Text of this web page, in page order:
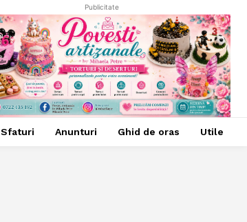
Publicitate
Sfaturi Anunturi Ghid de oras Utile